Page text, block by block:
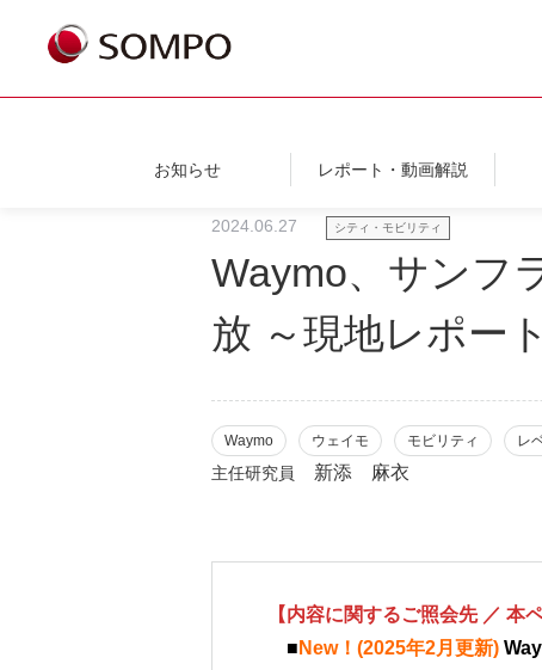
お知らせ レポート・動画解説
2024.06.27 シティ・モビリティ
Waymo、サンフ
放 ～現地レポー
Waymo ウェイモ モビリティ レ
主任研究員 新添 麻衣
【内容に関するご照会先 ／ 本
■ New！(2025年2月更新)